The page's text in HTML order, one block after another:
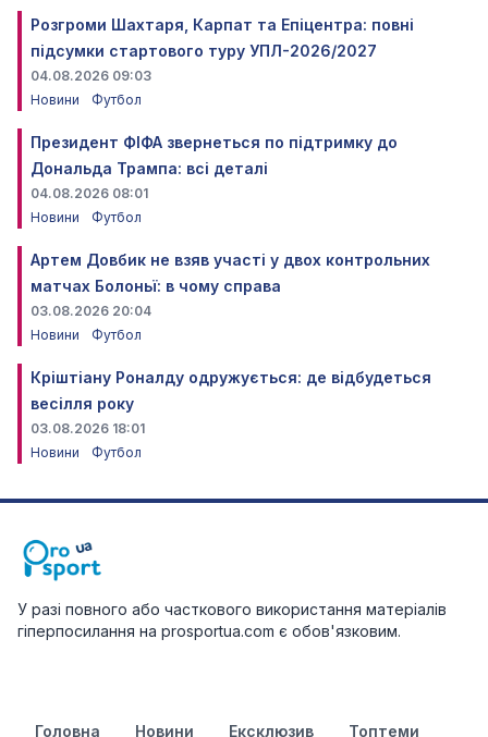
Розгроми Шахтаря, Карпат та Епіцентра: повні
підсумки стартового туру УПЛ-2026/2027
04.08.2026 09:03
Новини
Футбол
Президент ФІФА звернеться по підтримку до
Дональда Трампа: всі деталі
04.08.2026 08:01
Новини
Футбол
Артем Довбик не взяв участі у двох контрольних
матчах Болоньї: в чому справа
03.08.2026 20:04
Новини
Футбол
Кріштіану Роналду одружується: де відбудеться
весілля року
03.08.2026 18:01
Новини
Футбол
У разі повного або часткового використання матеріалів
гіперпосилання на prosportua.com є обов'язковим.
Головна Новини Ексклюзив Топтеми